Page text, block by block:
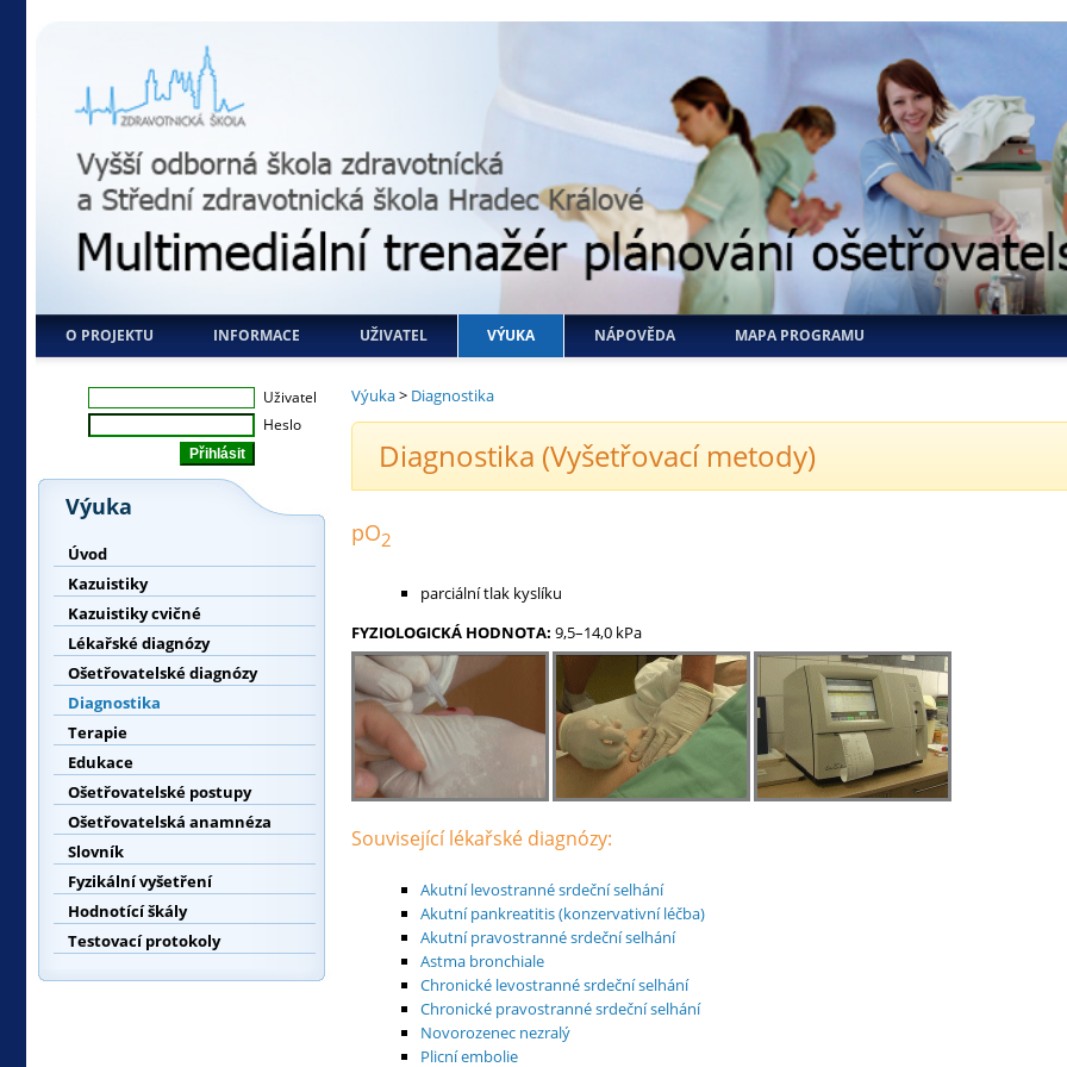
O PROJEKTU INFORMACE UŽIVATEL VÝUKA NÁPOVĚDA MAPA PROGRAMU
Uživatel
Heslo
Výuka
Úvod
Kazuistiky
Kazuistiky cvičné
Lékařské diagnózy
Ošetřovatelské diagnózy
Diagnostika
Terapie
Edukace
Ošetřovatelské postupy
Ošetřovatelská anamnéza
Slovník
Fyzikální vyšetření
Hodnotící škály
Testovací protokoly
Výuka> Diagnostika
Diagnostika (Vyšetřovací metody)
pO2
parciální tlak kyslíku
FYZIOLOGICKÁ HODNOTA: 9,5–14,0 kPa
Související lékařské diagnózy:
Akutní levostranné srdeční selhání
Akutní pankreatitis (konzervativní léčba)
Akutní pravostranné srdeční selhání
Astma bronchiale
Chronické levostranné srdeční selhání
Chronické pravostranné srdeční selhání
Novorozenec nezralý
Plicní embolie